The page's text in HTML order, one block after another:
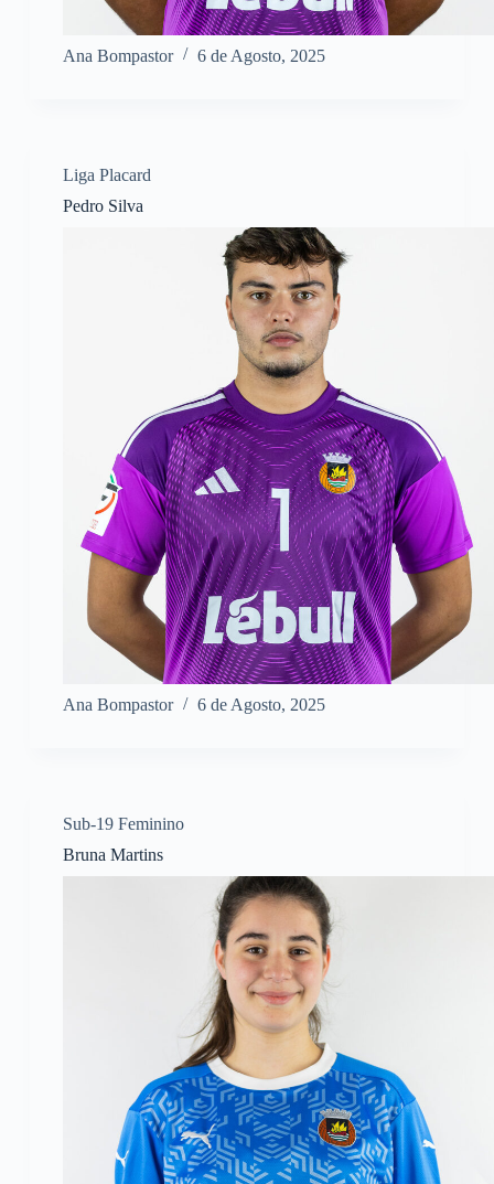
Ana Bompastor 6 de Agosto, 2025
Liga Placard
Pedro Silva
Ana Bompastor 6 de Agosto, 2025
Sub-19 Feminino
Bruna Martins